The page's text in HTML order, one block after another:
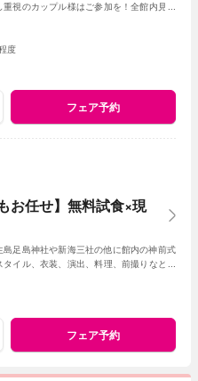
視のカップル様はご参加を！全館内見学
度
フェア予約
お任せ】無料試食×現
足島神社や新海三社の他に館内の神前式
イル、衣装、演出、料理、前撮りなどト
フェア予約